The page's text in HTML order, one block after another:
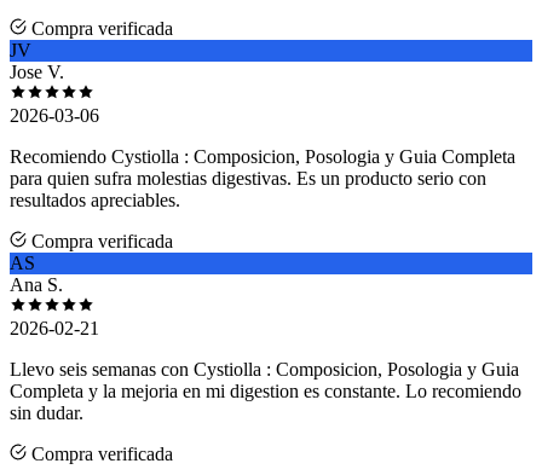
Compra verificada
JV
Jose V.
2026-03-06
Recomiendo Cystiolla : Composicion, Posologia y Guia Completa
para quien sufra molestias digestivas. Es un producto serio con
resultados apreciables.
Compra verificada
AS
Ana S.
2026-02-21
Llevo seis semanas con Cystiolla : Composicion, Posologia y Guia
Completa y la mejoria en mi digestion es constante. Lo recomiendo
sin dudar.
Compra verificada